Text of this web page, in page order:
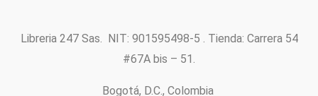
Libreria 247 Sas. NIT: 901595498-5 . Tienda: Carrera 54
#67A bis – 51.
Bogotá, D.C., Colombia